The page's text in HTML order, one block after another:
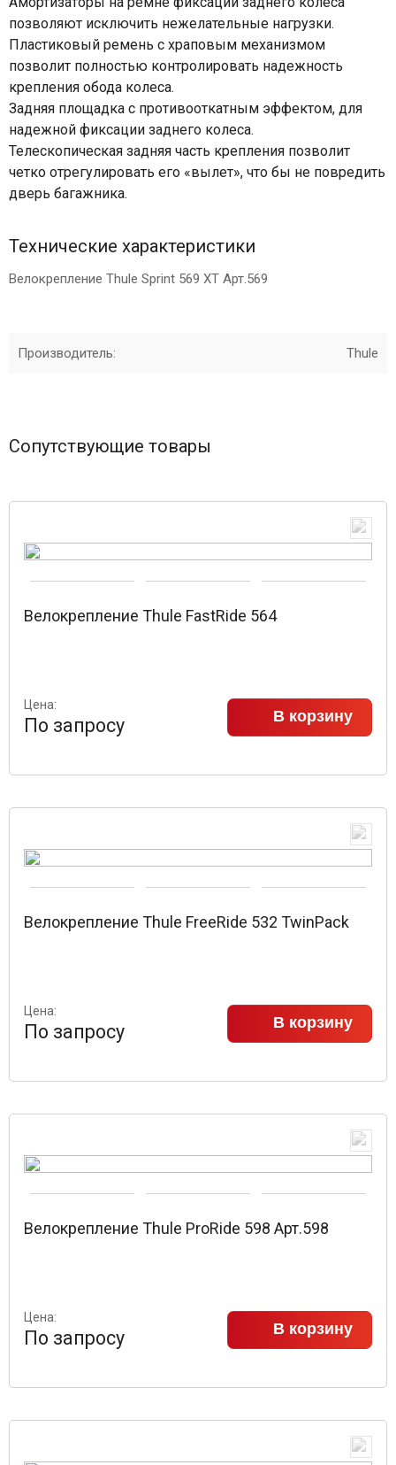
позволяют исключить нежелательные нагрузки.
Пластиковый ремень с храповым механизмом
позволит полностью контролировать надежность
крепления обода колеса.
Задняя площадка с противооткатным эффектом, для
надежной фиксации заднего колеса.
Телескопическая задняя часть крепления позволит
четко отрегулировать его «вылет», что бы не повредить
дверь багажника.
Технические характеристики
Велокрепление Thule Sprint 569 XT Арт.569
Производитель: Thule
Сопутствующие товары
Велокрепление Thule FastRide 564
Цена:
По запросу В корзину
Велокрепление Thule FreeRide 532 TwinPack
Цена:
По запросу В корзину
Велокрепление Thule ProRide 598 Арт.598
Цена:
По запросу В корзину